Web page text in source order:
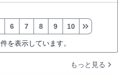
件を表示しています。
6 7 8 9 10
もっと見る